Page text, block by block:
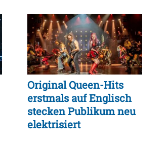
Original Queen-Hits
erstmals auf Englisch
stecken Publikum neu
elektrisiert